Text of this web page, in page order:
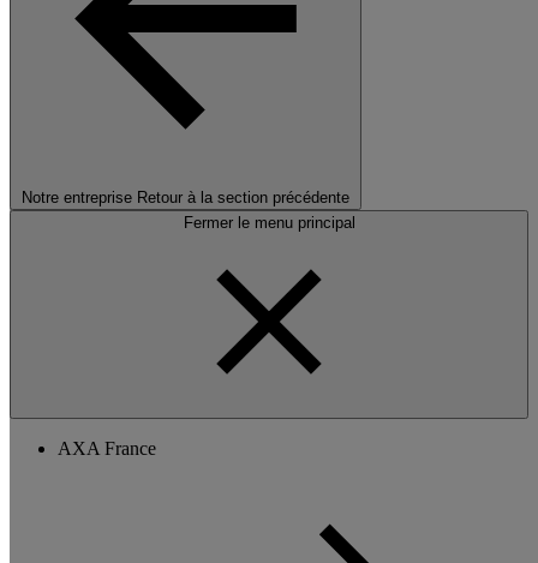
Notre entreprise Retour à la section précédente
Fermer le menu principal
AXA France